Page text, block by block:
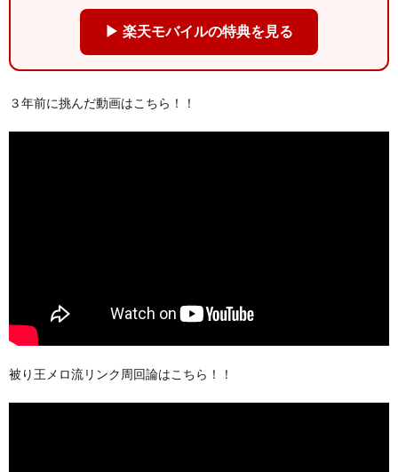
▶ 楽天モバイルの特典を見る
３年前に挑んだ動画はこちら！！
被り王メロ流リンク周回論はこちら！！